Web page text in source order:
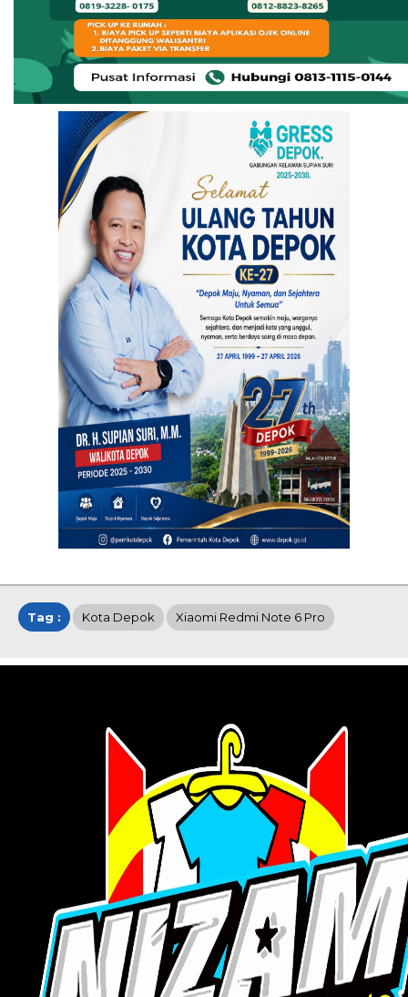
Tag : Kota Depok Xiaomi Redmi Note 6 Pro